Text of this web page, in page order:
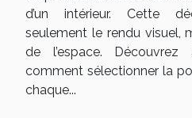
d’un intérieur. Cette
seulement le rendu visuel,
de l’espace.
comment sélectionner la
chaque...